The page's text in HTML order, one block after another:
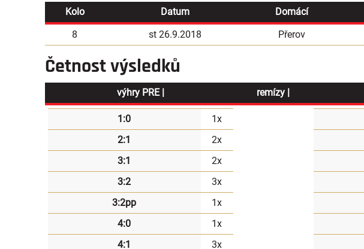
Kolo Datum Domácí
8
st 26.9.2018 Přerov
Četnost výsledků
výhry PRE | remízy |
1:0
1x
2:1
2x
3:1
2x
3:2
3x
3:2pp
1x
4:0
1x
4:1
3x